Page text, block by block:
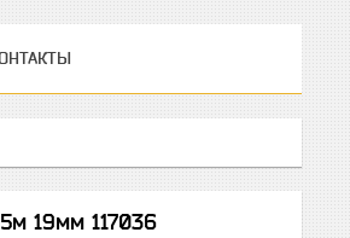
19мм 117036